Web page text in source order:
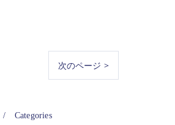
次のページ >
Categories